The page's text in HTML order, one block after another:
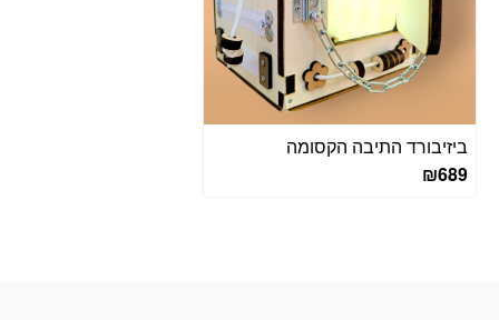
ביזיבורד התיבה הקסומה
₪689